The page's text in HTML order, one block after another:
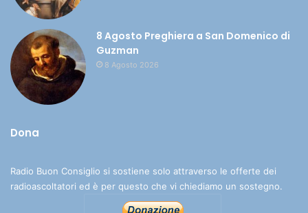
8 Agosto Preghiera a San Domenico di
Guzman
8 Agosto 2026
Dona
Radio Buon Consiglio si sostiene solo attraverso le offerte dei
radioascoltatori ed è per questo che vi chiediamo un sostegno.